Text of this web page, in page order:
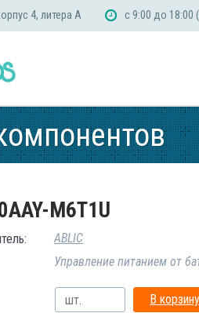
4, литера А с 9:00 до 18:00
M6T1U
ABLIC
Управление питанием от
В корзину